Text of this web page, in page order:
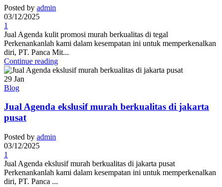
Posted by admin
03/12/2025
1
Jual Agenda kulit promosi murah berkualitas di tegal
Perkenankanlah kami dalam kesempatan ini untuk memperkenalkan
diri, PT. Panca Mit...
Continue reading
29 Jan
Blog
Jual Agenda ekslusif murah berkualitas di jakarta
pusat
Posted by admin
03/12/2025
1
Jual Agenda ekslusif murah berkualitas di jakarta pusat
Perkenankanlah kami dalam kesempatan ini untuk memperkenalkan
diri, PT. Panca ...